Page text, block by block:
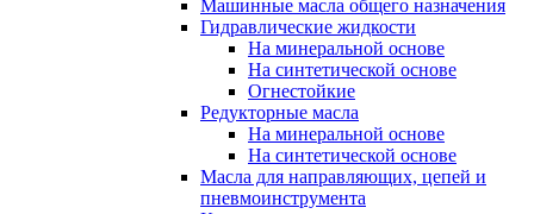
Машинные масла общего назначения
Гидравлические жидкости
На минеральной основе
На синтетической основе
Огнестойкие
Редукторные масла
На минеральной основе
На синтетической основе
Масла для направляющих, цепей и
пневмоинструмента